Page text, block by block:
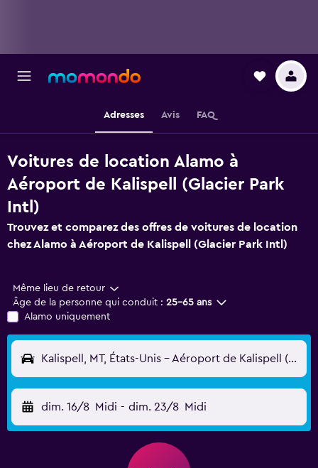
Adresses Avis FAQ
Voitures de location Alamo à
Aéroport de Kalispell (Glacier Park
Intl)
Trouvez et comparez des offres de voitures de location
chez Alamo à Aéroport de Kalispell (Glacier Park Intl)
Même lieu de retour
Âge de la personne qui conduit : 25-65 ans
Alamo uniquement
Kalispell, MT, États-Unis - Aéroport de Kalispell (Glacier Park Intl) (FCA)
dim. 16/8 Midi - dim. 23/8 Midi